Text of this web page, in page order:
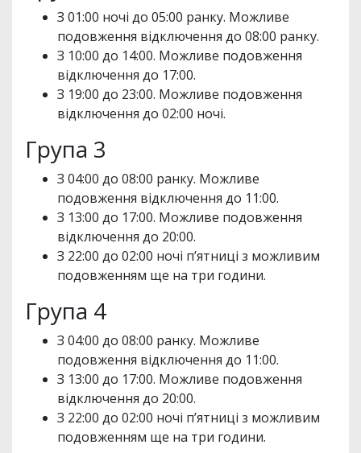
З 01:00 ночі до 05:00 ранку. Можливе
подовження відключення до 08:00 ранку.
З 10:00 до 14:00. Можливе подовження
відключення до 17:00.
З 19:00 до 23:00. Можливе подовження
відключення до 02:00 ночі.
Група 3
З 04:00 до 08:00 ранку. Можливе
подовження відключення до 11:00.
З 13:00 до 17:00. Можливе подовження
відключення до 20:00.
З 22:00 до 02:00 ночі п’ятниці з можливим
подовженням ще на три години.
Група 4
З 04:00 до 08:00 ранку. Можливе
подовження відключення до 11:00.
З 13:00 до 17:00. Можливе подовження
відключення до 20:00.
З 22:00 до 02:00 ночі п’ятниці з можливим
подовженням ще на три години.